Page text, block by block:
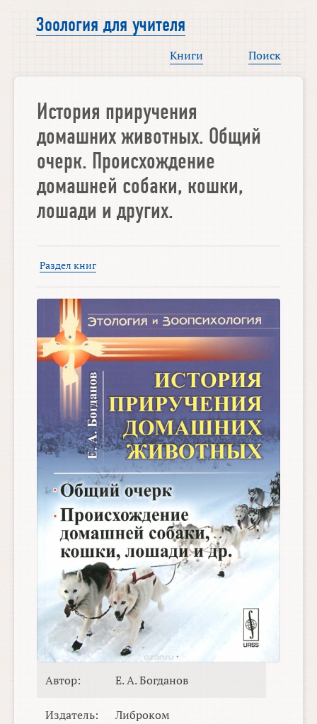
Зоология для учителя
Книги Поиск
История приручения
домашних животных. Общий
очерк. Происхождение
домашней собаки, кошки,
лошади и других.
Раздел книг
Автор: Е. А. Богданов
Издатель: Либроком